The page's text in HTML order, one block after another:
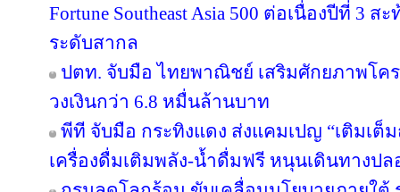
Fortune Southeast Asia 500 ต่อเนื่องปีที่ 3
ระดับสากล
ปตท. จับมือ ไทยพาณิชย์ เสริมศักยภาพโค
วงเงินกว่า 6.8 หมื่นล้านบาท
พีที จับมือ กระทิงแดง ส่งแคมเปญ “เติมเต็
เครื่องดื่มเติมพลัง-น้ำดื่มฟรี หนุนเดินทางป